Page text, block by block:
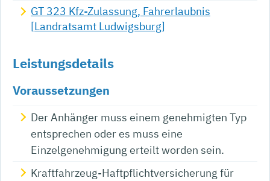
GT 323 Kfz-Zulassung, Fahrerlaubnis
[Landratsamt Ludwigsburg]
Leistungsdetails
Voraussetzungen
Der Anhänger muss einem genehmigten Typ
entsprechen oder es muss eine
Einzelgenehmigung erteilt worden sein.
Kraftfahrzeug-Haftpflichtversicherung für